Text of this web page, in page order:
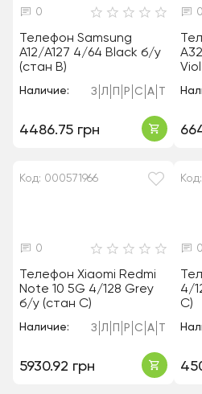
0
Телефон Samsung
A12/A127 4/64 Black б/у
(стан B)
Наличие: З Л Р С А
4486.75 грн
0
Код: 000571966
0
Телефон Xiaomi Redmi
Note 10 5G 4/128 Grey
б/у (стан C)
Наличие: З Л Р С А
5930.92 грн
0
4/
C)